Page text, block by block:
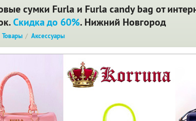
сумки Furla и Furla candy bag от
Скидка до 60%. Нижний Новгород
Товары Аксессуары